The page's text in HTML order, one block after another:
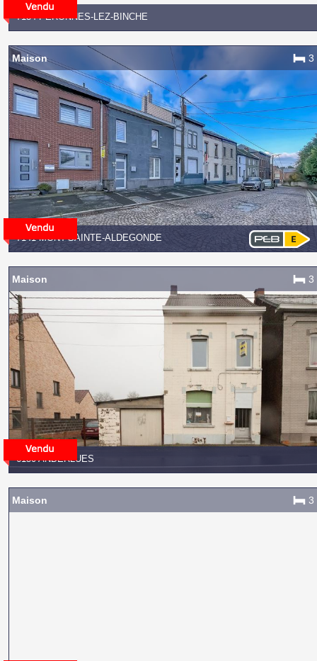
7134 PERONNES-LEZ-BINCHE
7141 MONT-SAINTE-ALDEGONDE
Maison 3
6150 ANDERLUES
Maison 3
Maison 3